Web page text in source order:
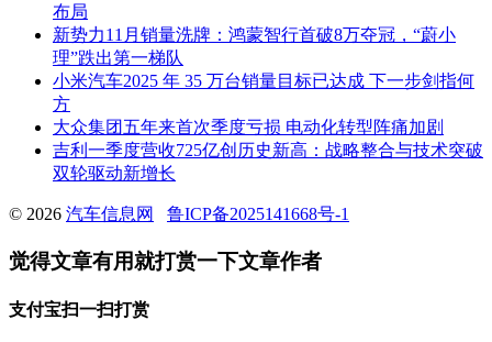
布局
新势力11月销量洗牌：鸿蒙智行首破8万夺冠，“蔚小
理”跌出第一梯队
小米汽车2025 年 35 万台销量目标已达成 下一步剑指何
方
大众集团五年来首次季度亏损 电动化转型阵痛加剧
吉利一季度营收725亿创历史新高：战略整合与技术突破
双轮驱动新增长
© 2026 汽车信息网 鲁ICP备2025141668号-1
觉得文章有用就打赏一下文章作者
支付宝扫一扫打赏